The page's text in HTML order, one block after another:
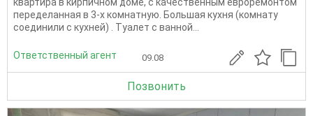
переделанная в 3-х комнатную. Большая кухня (комнату
соединили с кухней) . Туалет с ванной...
Ответственный агент 09.08
Позвонить